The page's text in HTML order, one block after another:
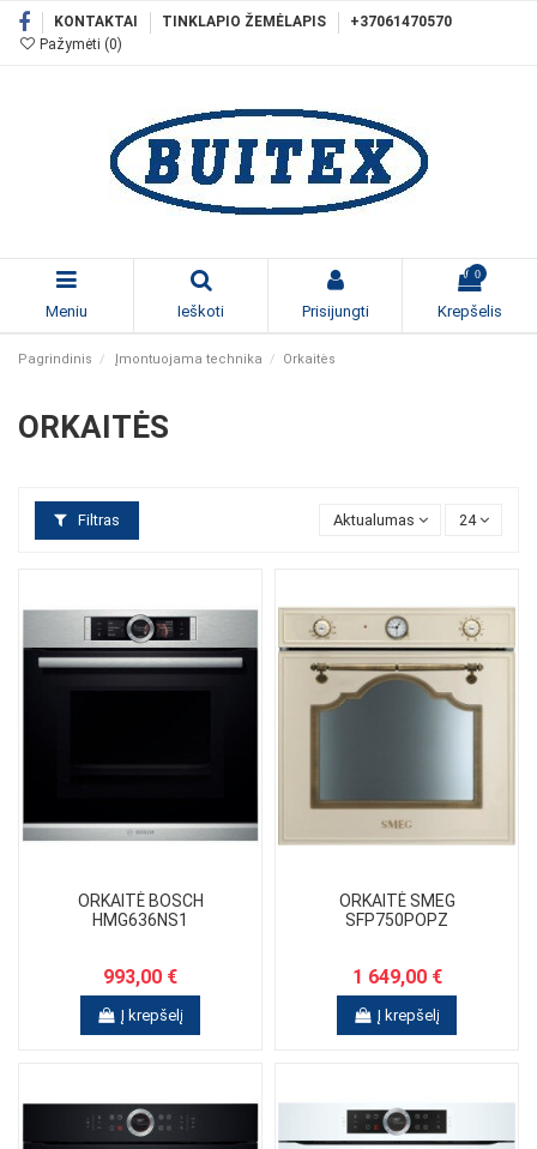
KONTAKTAI TINKLAPIO ŽEMĖLAPIS
+37061470570
Pažymėti (0)
Meniu Ieškoti Prisijungti
0
Krepšelis
Pagrindinis Įmontuojama technika Orkaitės
ORKAITĖS
Filtras Aktualumas 24
ORKAITĖ BOSCH
HMG636NS1
993,00 €
Į krepšelį
ORKAITĖ SMEG
SFP750POPZ
1 649,00 €
Į krepšelį